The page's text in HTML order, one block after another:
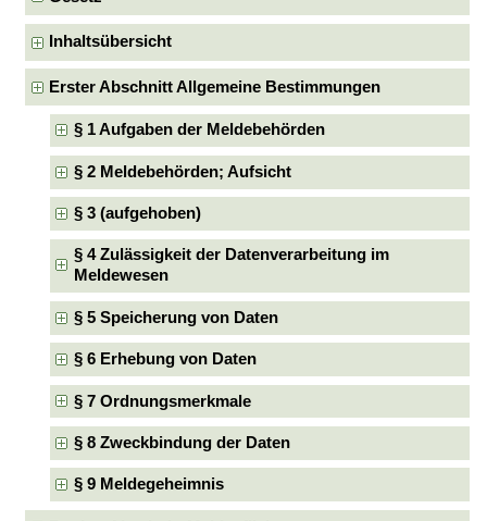
Inhaltsübersicht
Erster Abschnitt Allgemeine Bestimmungen
§ 1 Aufgaben der Meldebehörden
§ 2 Meldebehörden; Aufsicht
§ 3 (aufgehoben)
§ 4 Zulässigkeit der Datenverarbeitung im
Meldewesen
§ 5 Speicherung von Daten
§ 6 Erhebung von Daten
§ 7 Ordnungsmerkmale
§ 8 Zweckbindung der Daten
§ 9 Meldegeheimnis